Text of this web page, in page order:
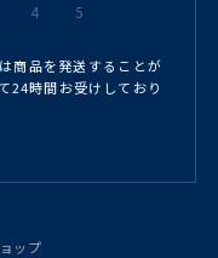
4 5
商品を発送することが
24時間お受けしており
ップ